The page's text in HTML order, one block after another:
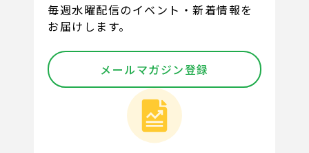
毎週水曜配信のイベント・新着情報を
お届けします。
メールマガジン登録